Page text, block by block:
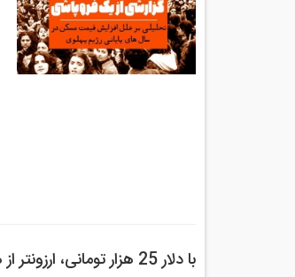
با دلار 25 هزار تومانی، ارزونتر از همیشه آموزش ببینید!